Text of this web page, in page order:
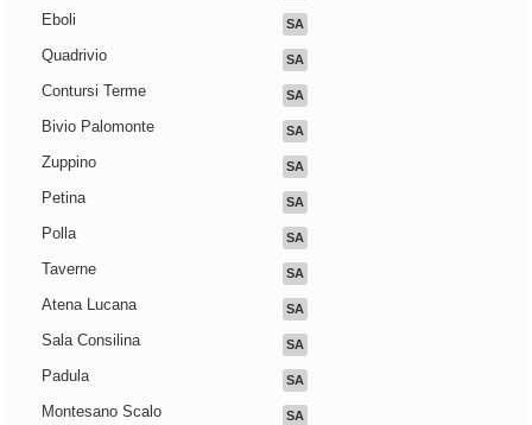
Eboli SA
Quadrivio SA
Contursi Terme SA
Bivio Palomonte SA
Zuppino SA
Petina SA
Polla SA
Taverne SA
Atena Lucana SA
Sala Consilina SA
Padula SA
Montesano Scalo SA